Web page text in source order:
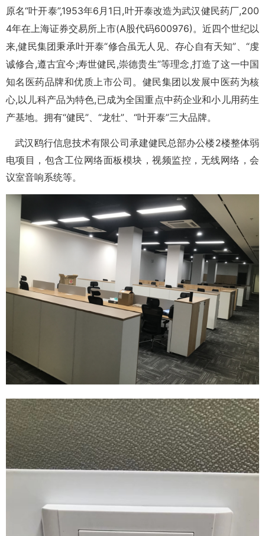
原名“叶开泰”,1953年6月1日,叶开泰改造为武汉健民药厂,200
4年在上海证券交易所上市(A股代码600976)。近四个世纪以
来,健民集团秉承叶开泰“修合虽无人见、存心自有天知”、“虔
诚修合,遵古宜今;寿世健民,崇德贵生”等理念,打造了这一中国
知名医药品牌和优质上市公司。健民集团以发展中医药为核
心,以儿科产品为特色,已成为全国重点中药企业和小儿用药生
产基地。拥有“健民”、“龙牡”、“叶开泰”三大品牌。
武汉鸥行信息技术有限公司承建健民总部办公楼2楼整体弱
电项目，包含工位网络面板模块，视频监控，无线网络，会
议室音响系统等。